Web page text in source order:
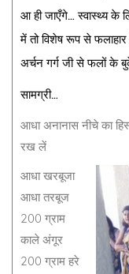
आ ही जाएँगे… स्वास्थ्य के
में तो विशेष रूप से
अर्चन गर्ग जी से फलों के बुके
सामग्री…
आधा अनानास नीचे का
रख लें
आधा खरबूजा
आधा तरबूज
200 ग्राम
काले अंगूर
200 ग्राम हरे